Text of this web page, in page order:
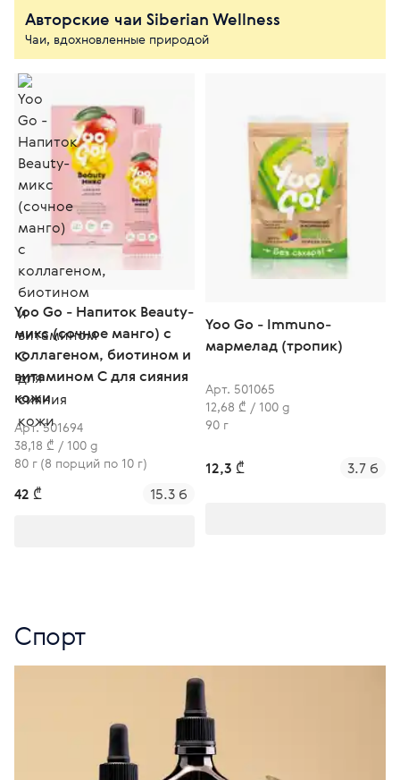
Авторские чаи Siberian Wellness
Чаи, вдохновленные природой
Yoo Gо - Напиток Beauty-
микс (сочное манго) с
коллагеном, биотином и
витамином С для сияния
кожи
Арт. 501694
38,18 ₾ / 100 g
80 г (8 порций по 10 г)
42 ₾ 15.3 б
Yoo Gо - Immuno-
мармелад (тропик)
Арт. 501065
12,68 ₾ / 100 g
90 г
12,3 ₾ 3.7 б
Спорт